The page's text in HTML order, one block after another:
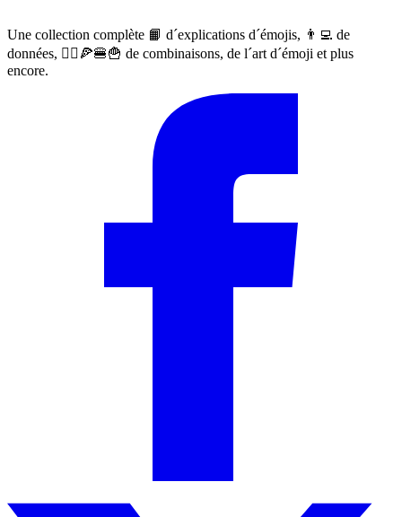
Une collection complète 📙 d´explications d´émojis, 👨‍💻 de
données, 🙅‍♀️🍕🍔🍟 de combinaisons, de l´art d´émoji et plus
encore.